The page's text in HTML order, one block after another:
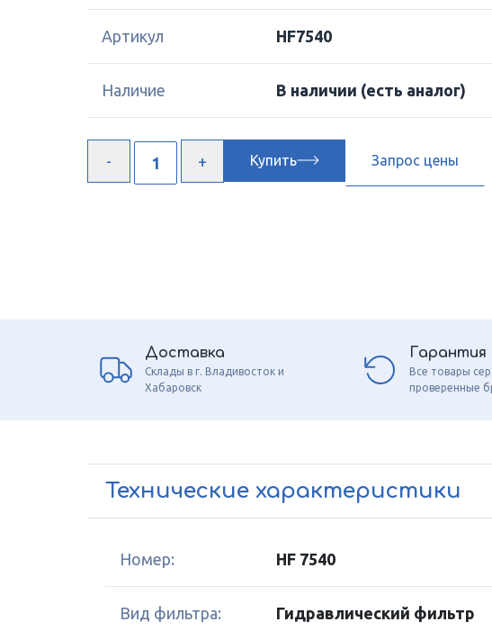
Артикул HF7540
Наличие В наличии (есть аналог)
Купить Запрос цены
Доставка
Склады в г. Владивосток и
Хабаровск
Гарантия
Все товары
проверенные
Технические характеристики
Номер: HF 7540
Вид фильтра: Гидравлический фильтр